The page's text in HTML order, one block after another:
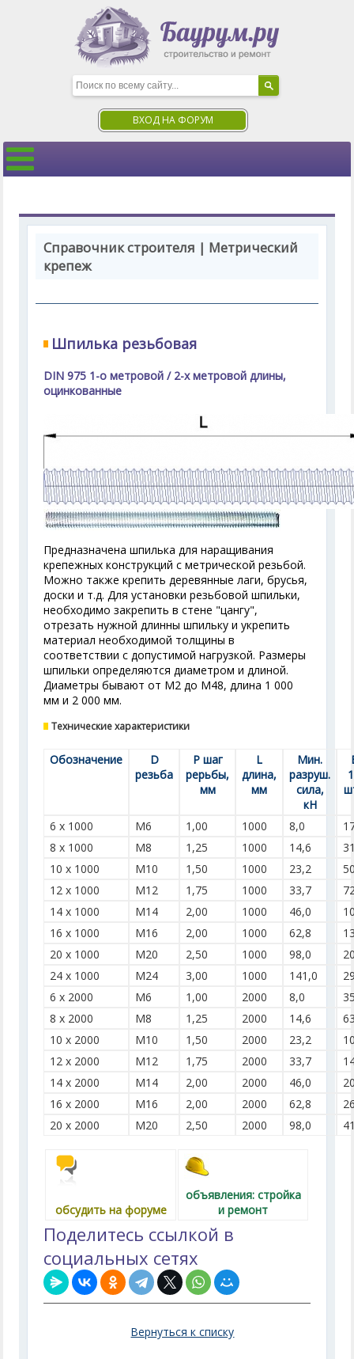
ВХОД НА ФОРУМ
Справочник строителя | Метрический
крепеж
Шпилька резьбовая
DIN 975 1-о метровой / 2-х метровой длины,
оцинкованные
Предназначена шпилька для наращивания
крепежных конструкций с метрической резьбой.
Можно также крепить деревянные лаги, брусья,
доски и т.д. Для установки резьбовой шпильки,
необходимо закрепить в стене "цангу",
отрезать нужной длинны шпильку и укрепить
материал необходимой толщины в
соответствии с допустимой нагрузкой. Размеры
шпильки определяются диаметром и длиной.
Диаметры бывают от М2 до М48, длина 1 000
мм и 2 000 мм.
Технические характеристики
Обозначение
D
резьба
P шаг
рерьбы,
мм
L
длина,
мм
Мин.
разруш.
сила,
кН
6 х 1000 M6 1,00 1000 8,0
8 х 1000
M8 1,25 1000 14,6
10 х 1000
M10 1,50 1000 23,2
12 х 1000
M12 1,75 1000 33,7
14 х 1000
M14 2,00 1000 46,0
16 х 1000
M16 2,00 1000 62,8
20 х 1000
M20 2,50 1000 98,0
24 х 1000
M24 3,00 1000 141,0
6 х 2000
M6 1,00 2000 8,0
8 х 2000
M8 1,25 2000 14,6
10 х 2000
M10 1,50 2000 23,2
12 х 2000
M12 1,75 2000 33,7
14 х 2000
M14 2,00 2000 46,0
16 х 2000
M16 2,00 2000 62,8
20 х 2000
M20 2,50 2000 98,0
обсудить на форуме
объявления: стройка
и ремонт
Поделитесь ссылкой в
социальных сетях
Вернуться к списку